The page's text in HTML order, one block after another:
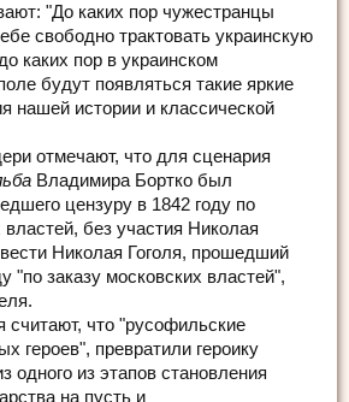
"До каких пор чужестранцы
свободно трактовать украинскую
каких пор в украинском
будут появляться такие яркие
нашей истории и классической
отмечают, что для сценария
Владимира Бортко был
цензуру в 1842 году по
властей, без участия Николая
Николая Гоголя, прошедший
"по заказу московских властей",
что "русофильские
героев", превратили героику
одного из этапов становления
на пусть и